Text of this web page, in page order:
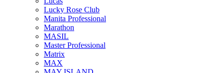
Lucky Rose Club
Manita Professional
Marathon
MASIL
Master Professional
Matrix
MAX